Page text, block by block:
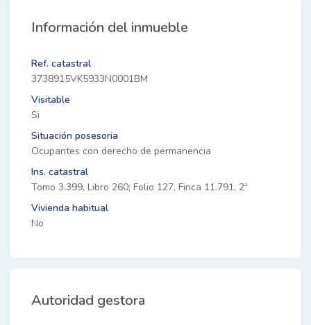
Información del inmueble
Ref. catastral
3738915VK5933N0001BM
Visitable
Si
Situación posesoria
Ocupantes con derecho de permanencia
Ins. catastral
Tomo 3.399, Libro 260; Folio 127, Finca 11.791, 2ª
Vivienda habitual
No
Autoridad gestora